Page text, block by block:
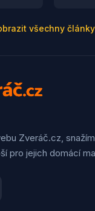
všechny
Zveráč.cz,
pro jejich domácí